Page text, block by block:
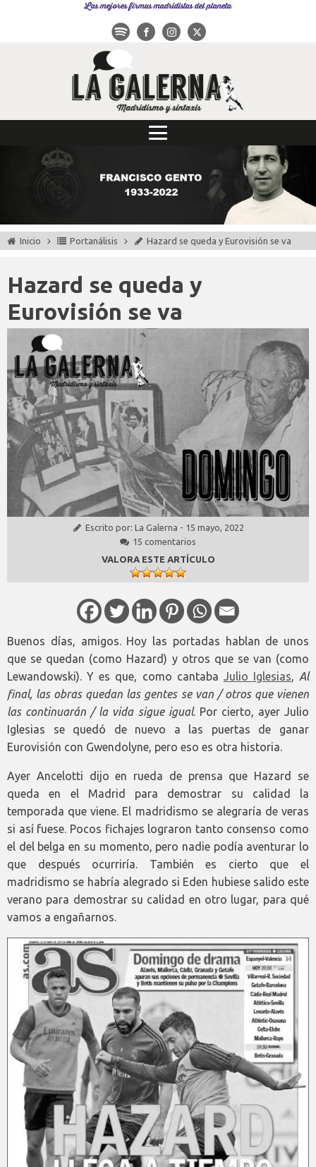
Las mejores firmas madridistas del planeta
Inicio Portanálisis Hazard se queda y Eurovisión se va
Hazard se queda y
Eurovisión se va
Escrito por: La Galerna - 15 mayo, 2022
15 comentarios
VALORA ESTE ARTÍCULO
Buenos días, amigos. Hoy las portadas hablan de unos
que se quedan (como Hazard) y otros que se van (como
Lewandowski). Y es que, como cantaba Julio Iglesias, Al
final, las obras quedan las gentes se van / otros que vienen
las continuarán / la vida sigue igual. Por cierto, ayer Julio
Iglesias se quedó de nuevo a las puertas de ganar
Eurovisión con Gwendolyne, pero eso es otra historia.
Ayer Ancelotti dijo en rueda de prensa que Hazard se
queda en el Madrid para demostrar su calidad la
temporada que viene. El madridismo se alegraría de veras
si así fuese. Pocos fichajes lograron tanto consenso como
el del belga en su momento, pero nadie podía aventurar lo
que después ocurriría. También es cierto que el
madridismo se habría alegrado si Eden hubiese salido este
verano para demostrar su calidad en otro lugar, para qué
vamos a engañarnos.